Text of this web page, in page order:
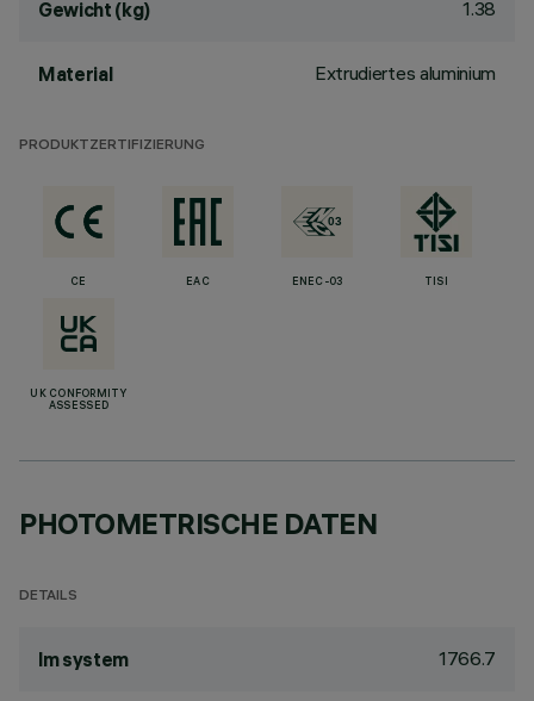
Gewicht (kg) 1.38
Material Extrudiertes aluminium
PRODUKTZERTIFIZIERUNG
CE EAC ENEC-03 TISI
UK CONFORMITY
ASSESSED
PHOTOMETRISCHE DATEN
DETAILS
lm system 1766.7